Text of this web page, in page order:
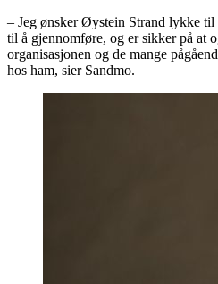
– Jeg ønsker Øystein Strand lykke til
til å gjennomføre, og er sikker på at
organisasjonen og de mange
hos ham, sier Sandmo.